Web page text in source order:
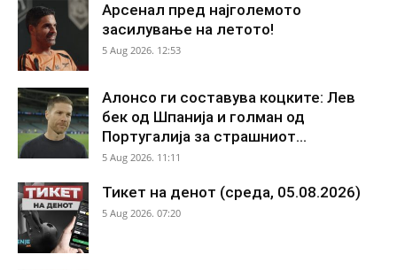
Арсенал пред најголемото
засилување на летото!
5 Aug 2026. 12:53
Алонсо ги составува коцките: Лев
бек од Шпанија и голман од
Португалија за страшниот...
5 Aug 2026. 11:11
Тикет на денот (среда, 05.08.2026)
5 Aug 2026. 07:20